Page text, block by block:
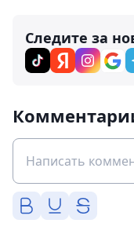
Следите за